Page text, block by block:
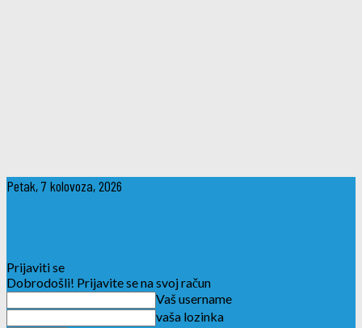
Petak, 7 kolovoza, 2026
Prijaviti se
Dobrodošli! Prijavite se na svoj račun
Vaš username
vaša lozinka